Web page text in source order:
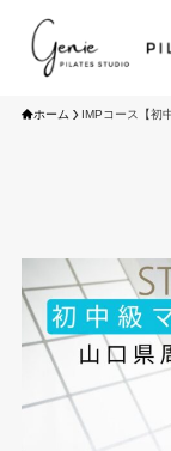
サー
求人情
ホーム IMPコース【初